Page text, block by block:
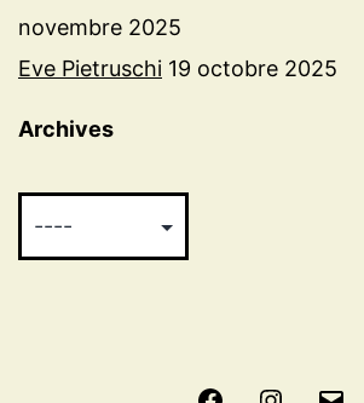
novembre 2025
Eve Pietruschi 19 octobre 2025
Archives
FacebookInstagram